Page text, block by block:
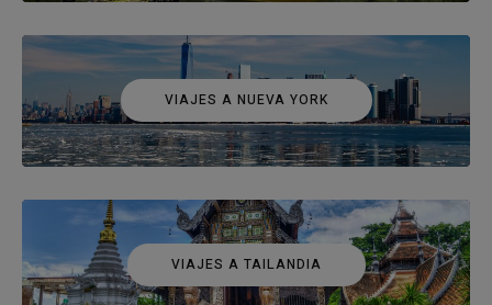
VIAJES A NUEVA YORK
VIAJES A TAILANDIA